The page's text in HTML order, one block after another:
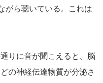
がら聴いている。これは
りに音が聞こえると、脳
の神経伝達物質が分泌さ